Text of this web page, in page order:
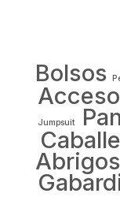
Bolsos
Jumpsuit
Abrigos